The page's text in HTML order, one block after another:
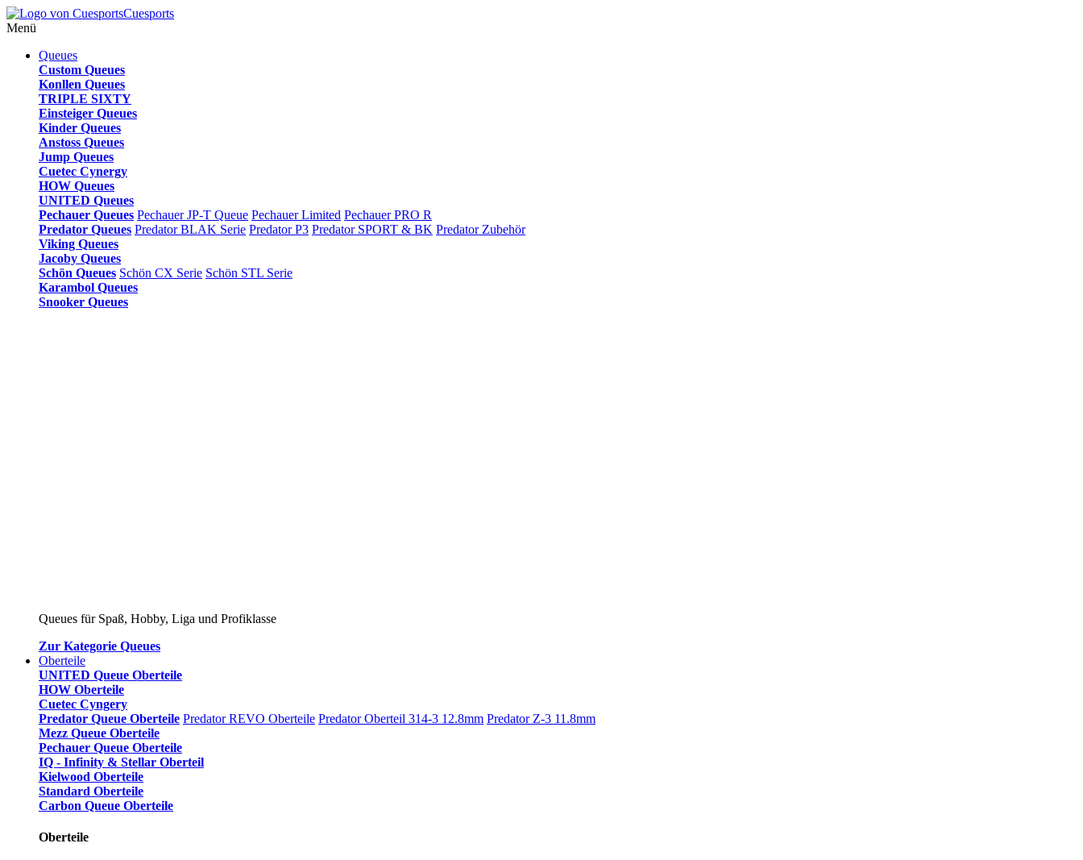
Cuesports
Menü
Queues
Custom Queues
Konllen Queues
TRIPLE SIXTY
Einsteiger Queues
Kinder Queues
Anstoss Queues
Jump Queues
Cuetec Cynergy
HOW Queues
UNITED Queues
Pechauer Queues Pechauer JP-T Queue Pechauer Limited Pechauer PRO R
Predator Queues Predator BLAK Serie Predator P3 Predator SPORT & BK Predator Zubehör
Viking Queues
Jacoby Queues
Schön Queues Schön CX Serie Schön STL Serie
Karambol Queues
Snooker Queues
Queues für Spaß, Hobby, Liga und Profiklasse
Zur Kategorie Queues
Oberteile
UNITED Queue Oberteile
HOW Oberteile
Cuetec Cyngery
Predator Queue Oberteile Predator REVO Oberteile Predator Oberteil 314-3 12.8mm Predator Z-3 11.8mm
Mezz Queue Oberteile
Pechauer Queue Oberteile
IQ - Infinity & Stellar Oberteil
Kielwood Oberteile
Standard Oberteile
Carbon Queue Oberteile
Oberteile